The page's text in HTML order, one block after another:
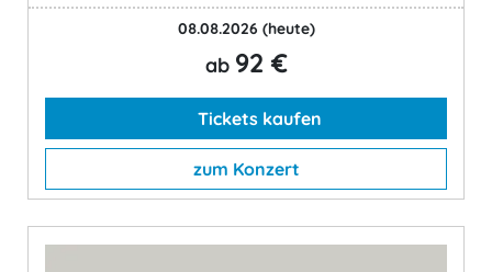
08.08.2026 (heute)
ab 92 €
Tickets kaufen
zum Konzert